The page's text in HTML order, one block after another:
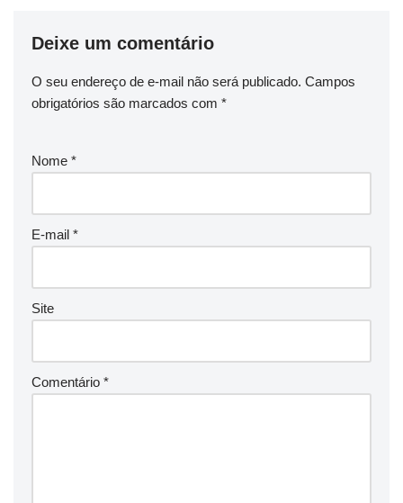
Deixe um comentário
O seu endereço de e-mail não será publicado. Campos
obrigatórios são marcados com *
Nome *
E-mail *
Site
Comentário *